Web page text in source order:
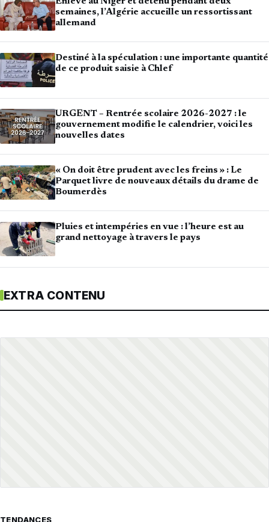
semaines, l’Algérie accueille un ressortissant
allemand
Destiné à la spéculation : une importante quantité
de ce produit saisie à Chlef
URGENT – Rentrée scolaire 2026-2027 : le
gouvernement modifie le calendrier, voici les
nouvelles dates
« On doit être prudent avec les freins » : Le
Parquet livre de nouveaux détails du drame de
Boumerdès
Pluies et intempéries en vue : l’heure est au
grand nettoyage à travers le pays
EXTRA CONTENU
TENDANCES